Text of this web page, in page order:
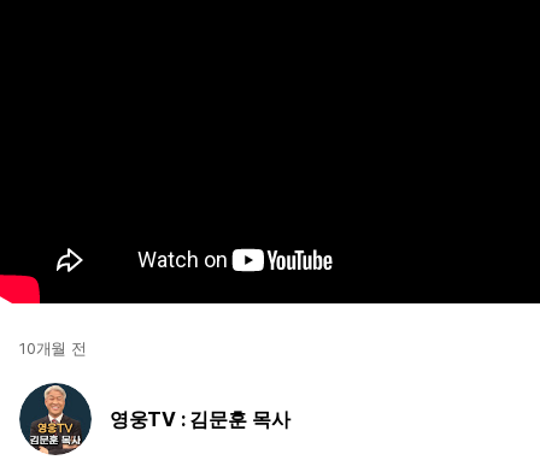
10개월 전
영웅TV : 김문훈 목사